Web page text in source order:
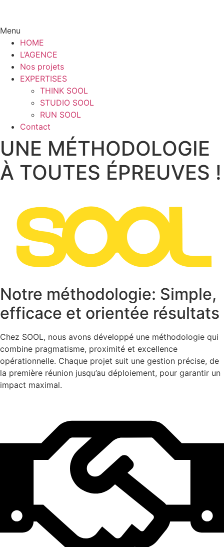
Menu
HOME
L’AGENCE
Nos projets
EXPERTISES
THINK SOOL
STUDIO SOOL
RUN SOOL
Contact
UNE MÉTHODOLOGIE
À TOUTES ÉPREUVES !
Notre méthodologie: Simple,
efficace et orientée résultats
Chez SOOL, nous avons développé une méthodologie qui
combine pragmatisme, proximité et excellence
opérationnelle. Chaque projet suit une gestion précise, de
la première réunion jusqu’au déploiement, pour garantir un
impact maximal.